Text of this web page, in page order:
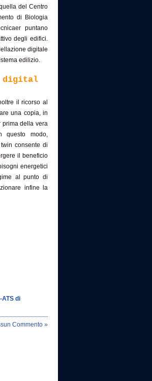
del Centro
di Biologia
puntano
degli edifici.
digitale
edilizio.
digital
il ricorso al
una copia, in
prima della vera
questo modo,
consente di
il beneficio
energetici
al punto di
infine la
di
Commento »